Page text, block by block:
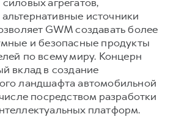
источники
GWM создавать более
и безопасные продукты
по всему миру. Концерн
вклад в создание
ландшафта автомобильной
посредством разработки
платформ.